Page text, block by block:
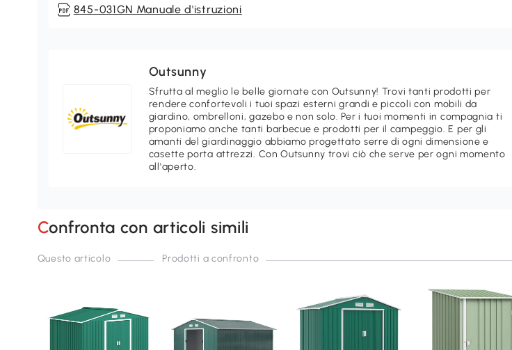
845-031GN Manuale d'istruzioni
Outsunny
Sfrutta al meglio le belle giornate con Outsunny! Trovi tanti prodotti per
rendere confortevoli i tuoi spazi esterni grandi e piccoli con mobili da
giardino, ombrelloni, gazebo e non solo. Per i tuoi momenti in compagnia ti
proponiamo anche tanti barbecue e prodotti per il campeggio. E per gli
amanti del giardinaggio abbiamo progettato serre di ogni dimensione e
casette porta attrezzi. Con Outsunny trovi ciò che serve per ogni momento
all'aperto.
Confronta con articoli simili
Questo articolo Prodotti a confronto